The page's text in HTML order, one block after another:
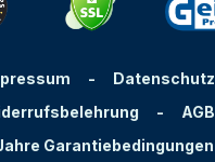
- Datenschutz
- AGB
Garantiebedingungen